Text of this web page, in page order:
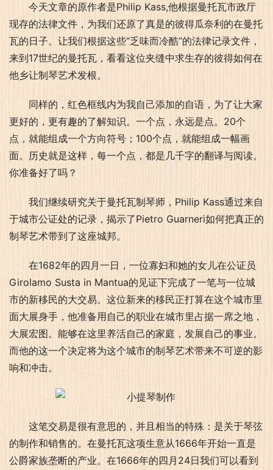
今天文章的原作者是Philip Kass,他根据曼托瓦市政厅
现存的法律文件，为我们还原了真是的彼得瓜奈利的在曼托
瓦的日子。让我们根据这些“乏味而冷酷”的法律记录文件，
来到17世纪的曼托瓦，看看这位夹缝中求生存的彼得如何在
他乡让制琴艺术发根。
同样的，红色框线内为我自己添加的自语，为了让大家
更好的，更有趣的了解知识。一个点，永远是点。20个
点，就能组成一个方向符号；100个点，就能组成一幅画
面。历史就是这样，每一个点，都是几千字的翻译与阅读。
你准备好了吗？
我们继续研究关于曼托瓦制琴师，Philip Kass通过来自
于城市公证处的记录，揭示了Pietro Guarneri如何把真正的
制琴艺术带到了这座城邦。
在1682年的四月一日，一位寡妇和她的女儿在公证员
Girolamo Susta in Mantua的见证下完成了一笔与一位城
市的新移民的大交易。这位新来的移民正打算在这个城市里
面大展身手，他准备用自己的职业在城市里占据一席之地，
大展宏图。能够在这里养活自己的家庭，发展自己的事业。
而他的这一个决定将为这个城市的制琴艺术带来不可逆的影
响和冲击。
这笔交易是很有意思的，并且相当的特殊：是关于琴弦
的制作和销售的。在曼托瓦这项生意从1666年开始一直是
公爵家族垄断的产业。在1666年的四月24日我们可以看到